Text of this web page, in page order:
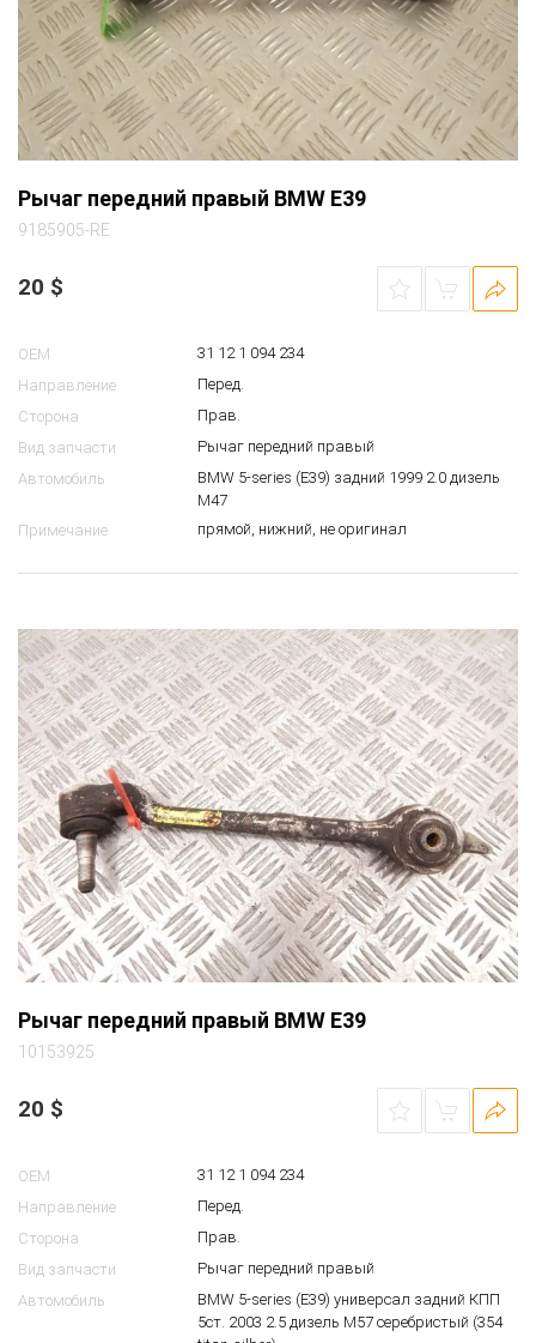
Рычаг передний правый BMW E39
9185905-RE
20 $
OEM
31 12 1 094 234
Направление
Перед.
Сторона
Прав.
Вид запчасти
Рычаг передний правый
Автомобиль
BMW 5-series (E39) задний 1999 2.0 дизель
M47
Примечание
прямой, нижний, не оригинал
Рычаг передний правый BMW E39
10153925
20 $
OEM
31 12 1 094 234
Направление
Перед.
Сторона
Прав.
Вид запчасти
Рычаг передний правый
Автомобиль
BMW 5-series (E39) универсал задний КПП
5ст. 2003 2.5 дизель M57 серебристый (354